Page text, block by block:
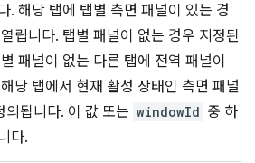
. 해당 탭에 탭별 측면 패널이 있는 경
립니다. 탭별 패널이 없는 경우 지정된
패널이 없는 다른 탭에 전역 패널이
당 탭에서 현재 활성 상태인 측면 패널
됩니다. 이 값 또는 windowId 중 하
다.